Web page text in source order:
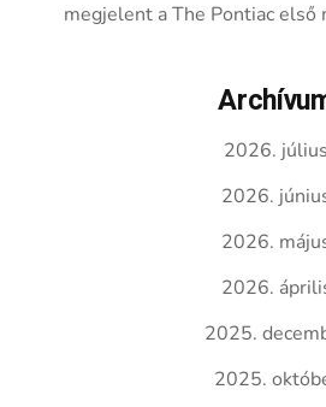
megjelent a The Pontiac első
2026. július
2026.
2026.
2026.
2025.
2025.